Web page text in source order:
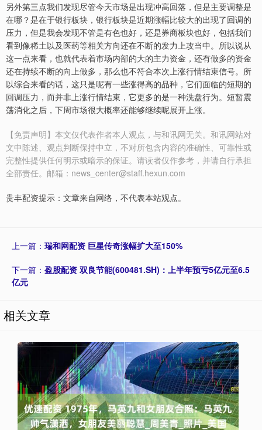
另外第三点我们发现尽管今天市场是出现冲高回落，但是主要调整是
在哪？是在于银行板块，银行板块是近期涨幅比较大的出现了回调的
压力，但是我会发现不管是有色也好，还是券商板块也好，包括我们
看到像稀土以及医药等相关方向还在不断的发力上攻当中。所以说从
这一点来看，也就代表着市场内部的大的主力资金，还有做多的资金
还在持续不断的向上做多，那么也不符合本次上涨行情结束信号。所
以综合来看的话，这只是呢有一些涨得高的品种，它们面临的短期的
回调压力，而并非上涨行情结束，它更多的是一种洗盘行为。短暂震
荡消化之后，下周市场很大概率还能够继续呢展开上涨。
【免责声明】本文仅代表作者本人观点，与和讯网无关。和讯网站对
文中陈述、观点判断保持中立，不对所包含内容的准确性、可靠性或
完整性提供任何明示或暗示的保证。请读者仅作参考，并请自行承担
全部责任。邮箱：news_center@staff.hexun.com
贵丰配资提示：文章来自网络，不代表本站观点。
上一篇： 瑞和网配资 巨星传奇涨幅扩大至150%
下一篇： 盈股配资 双良节能(600481.SH)：上半年预亏5亿元至6.5
亿元
相关文章